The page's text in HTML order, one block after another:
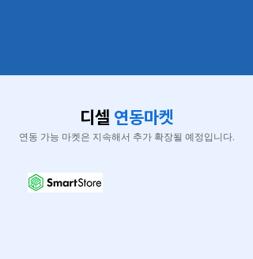
디셀 연동마켓
연동 가능 마켓은 지속해서 추가 확장될 예정입니다.